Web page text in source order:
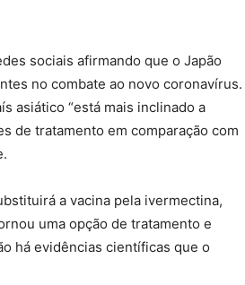
sociais afirmando que o Japão
no combate ao novo coronavírus.
asiático “está mais inclinado a
de tratamento em comparação com
a vacina pela ivermectina,
uma opção de tratamento e
há evidências científicas que o